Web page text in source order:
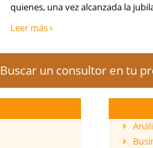
quienes, una vez alcanzada la
Leer más
Buscar un consultor en tu